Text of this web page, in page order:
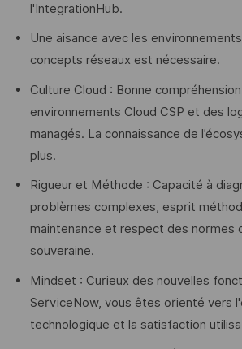
l'IntegrationHub.
Une aisance avec les
concepts réseaux est nécessaire.
Culture Cloud : Bonne
environnements Cloud CSP et des
managés. La connaissance de
plus.
Rigueur et Méthode : Capacité à
problèmes complexes, esprit
maintenance et respect des normes
souveraine.
Mindset : Curieux des nouvelles
ServiceNow, vous êtes orienté vers
technologique et la satisfaction